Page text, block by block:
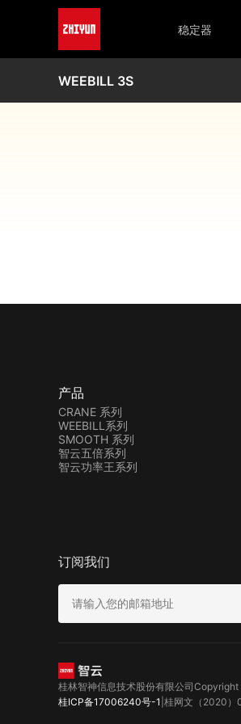
稳定器
WEEBILL 3S
产品
CRANE 系列
WEEBILL系列
SMOOTH 系列
智云五倍系列
智云功率王系列
订阅我们
桂林智神信息技术股份有限公司Copyright
桂ICP备17006240号-1 桂网文（2020